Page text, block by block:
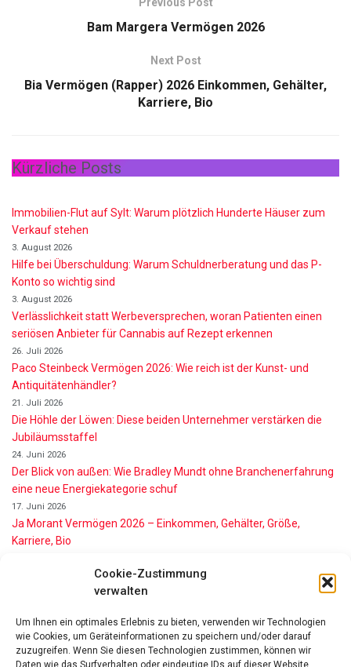
Cookie-Zustimmung
verwalten
Um Ihnen ein optimales Erlebnis zu bieten, verwenden wir Technologien
wie Cookies, um Geräteinformationen zu speichern und/oder darauf
zuzugreifen. Wenn Sie diesen Technologien zustimmen, können wir
Daten wie das Surfverhalten oder eindeutige IDs auf dieser Website
Bam Margera Vermögen 2026
Next Post
Bia Vermögen (Rapper) 2026 Einkommen, Gehälter,
Karriere, Bio
Kürzliche Posts
Immobilien-Flut auf Sylt: Warum plötzlich Hunderte Häuser zum
Verkauf stehen
3. August 2026
Hilfe bei Überschuldung: Warum Schuldnerberatung und das P-
Konto so wichtig sind
3. August 2026
Verlässlichkeit statt Werbeversprechen, woran Patienten einen
seriösen Anbieter für Cannabis auf Rezept erkennen
26. Juli 2026
Paco Steinbeck Vermögen 2026: Wie reich ist der Kunst- und
Antiquitätenhändler?
21. Juli 2026
Die Höhle der Löwen: Diese beiden Unternehmer verstärken die
Jubiläumsstaffel
24. Juni 2026
Der Blick von außen: Wie Bradley Mundt ohne Branchenerfahrung
eine neue Energiekategorie schuf
17. Juni 2026
Ja Morant Vermögen 2026 – Einkommen, Gehälter, Größe,
Karriere, Bio
Alice Walton Vermögen 2026: So reich ist die Walmart-Erbin
wirklich
11. Juni 2026
Nino de Angelo Vermögen 2026 Wie Reich Ist Er?